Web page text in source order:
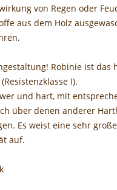
von Regen oder
aus dem Holz
Robinie ist das
I).
und hart, mit
über denen anderer
Es weist eine sehr große
auf.